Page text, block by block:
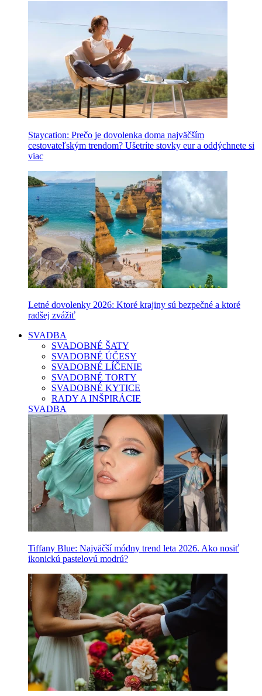
Staycation: Prečo je dovolenka doma najväčším
cestovateľským trendom? Ušetríte stovky eur a oddýchnete si
viac
Letné dovolenky 2026: Ktoré krajiny sú bezpečné a ktoré
radšej zvážiť
SVADBA
SVADOBNÉ ŠATY
SVADOBNÉ ÚČESY
SVADOBNÉ LÍČENIE
SVADOBNÉ TORTY
SVADOBNÉ KYTICE
RADY A INŠPIRÁCIE
SVADBA
Tiffany Blue: Najväčší módny trend leta 2026. Ako nosiť
ikonickú pastelovú modrú?